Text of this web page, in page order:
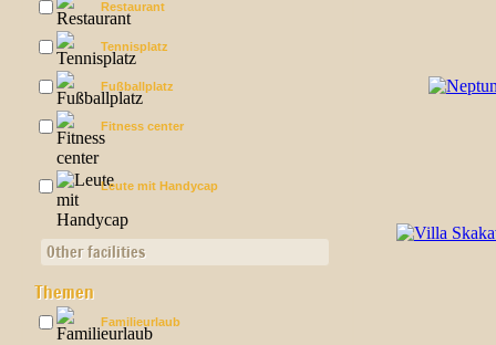
Restaurant
Tennisplatz
Fußballplatz
Fitness center
Leute mit Handycap
Other facilities
Themen
Familieurlaub